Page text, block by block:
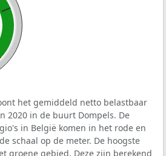
het gemiddeld netto belastbaar
2020 in de buurt Dompels. De
in België komen in het rode en
schaal op de meter. De hoogste
groene gebied. Deze zijn berekend